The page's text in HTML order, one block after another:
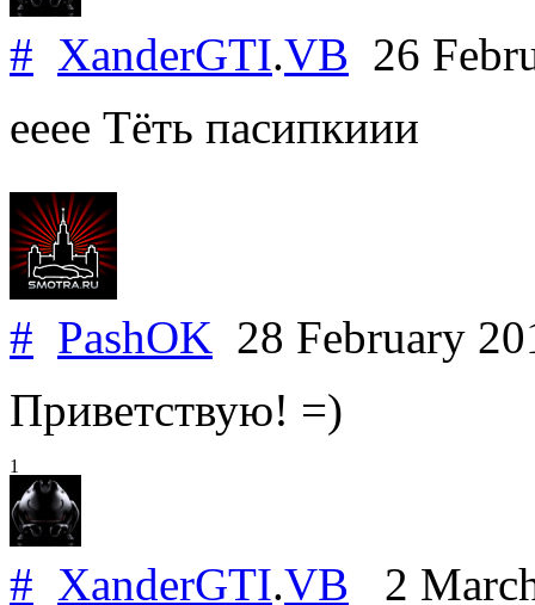
# XanderGTI.VB 26
ееее Тёть пасипкиии
# PashOK 28 February
Приветствую! =)
1
# XanderGTI.VB 2